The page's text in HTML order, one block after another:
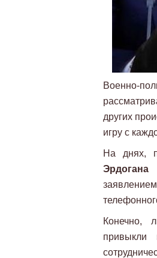
Военно-
других
игру с
На днях,
Эрдогана
Конечно,